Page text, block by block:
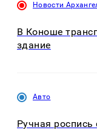
Новости
В Коноше
здание
Авто
Ручная роспись